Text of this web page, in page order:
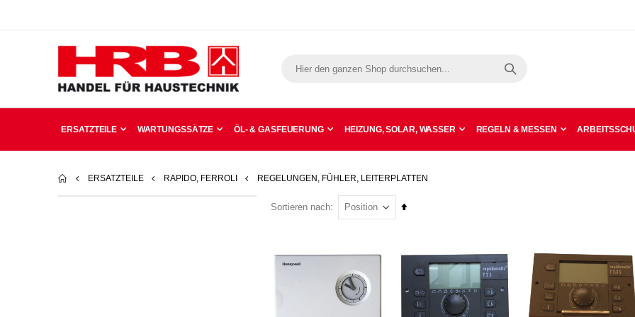
ERSATZTEILE WARTUNGSSÄTZE ÖL- & GASFEUERUNG HEIZUNG, SOLAR, WASSER REGELN & MESSEN
ERSATZTEILE RAPIDO, FERROLI REGELUNGEN, FÜHLER, LEITERPLATTEN
Sortieren nach
In